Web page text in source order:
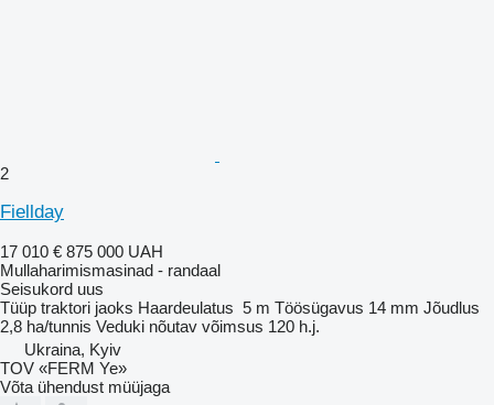
2
Fiellday
17 010 € 875 000 UAH
Mullaharimismasinad - randaal
Seisukord uus
Tüüp traktori jaoks Haardeulatus 5 m Töösügavus 14 mm Jõudlus
2,8 ha/tunnis Veduki nõutav võimsus 120 h.j.
Ukraina, Kyiv
TOV «FERM Ye»
Võta ühendust müüjaga